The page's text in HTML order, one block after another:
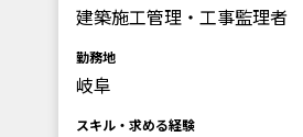
建築施工管理・工事監理者
勤務地
岐阜
スキル・求める経験